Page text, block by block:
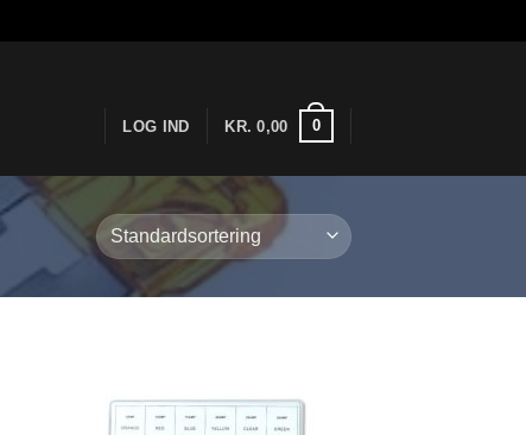
LOG IND KR. 0,00 0